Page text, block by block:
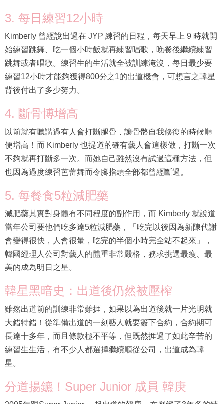
3. 每日練習12小時
Kimberly 曾經說出過在 JYP 練習的日程，每天早上 9 時就開
始練習跳舞、吃一個小時飯就再練習唱歌，晚餐後繼續練習
跳舞或者唱歌。練習生的生活就全被訓練淹沒，每日最少要
練習12小時才能夠獲得800分之1的出道機會，可想言之韓星
背後付出了多少努力。
4. 斷骨博增高
以前就有聽講過有人會打斷腿骨，讓骨骼自我修復的時候順
便增高！而 Kimberly 也提道的確有藝人會這樣做，打斷一次
不夠就再打斷多一次。而她自己雖然沒有試過這種方法，但
也因為過度練習芭蕾舞而令腳指頭全部都曾經斷過。
5. 每餐食5粒減肥藥
減肥藥其實對身體有不同程度的副作用，而 Kimberly 就說道
當年公司要他們吃多達5粒減肥藥，「吃完以後因為新陳代謝
會變得很快，人會很暈，吃完的半個小時完全站不起來」，
韓國經理人公司對藝人的體重非常嚴格，務求挑選最瘦、最
美的成為明日之星。
韓星黑暗史：出道後仍然被壓榨
雖然出道前的訓練非常難捱，如果以為出道後就一片光明就
大錯特錯！從準備出道的一刻藝人就要簽下合約，合約期可
長達十多年，而且條款極不平等，但既然捱過了如此辛苦的
練習生生活，有不少人都選擇繼續順從公司，出道成為韓
星。
分道揚鑣！Super Junior 成員 韓庚